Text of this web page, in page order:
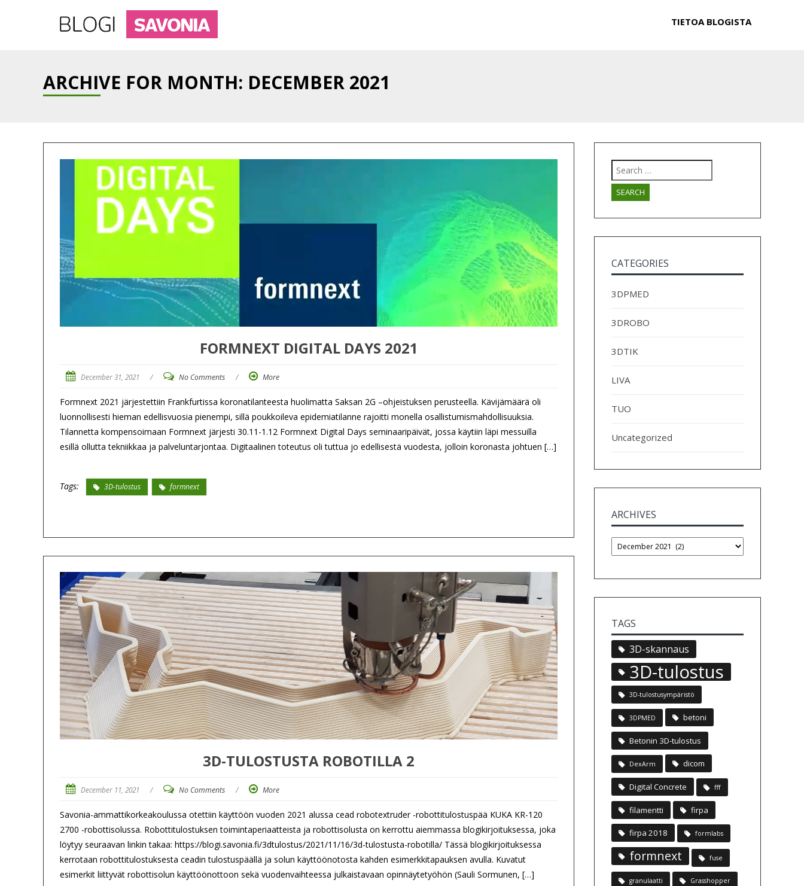
TIETOA BLOGISTA
ARCHIVE FOR MONTH: DECEMBER 2021
FORMNEXT DIGITAL DAYS 2021
December 31, 2021 / No Comments / More
Formnext 2021 järjestettiin Frankfurtissa koronatilanteesta huolimatta Saksan 2G –ohjeistuksen perusteella. Kävijämäärä oli
luonnollisesti hieman edellisvuosia pienempi, sillä poukkoileva epidemiatilanne rajoitti monella osallistumismahdollisuuksia.
Tilannetta kompensoimaan Formnext järjesti 30.11-1.12 Formnext Digital Days seminaaripäivät, jossa käytiin läpi messuilla
esillä ollutta tekniikkaa ja palveluntarjontaa. Digitaalinen toteutus oli tuttua jo edellisestä vuodesta, jolloin koronasta johtuen […]
Tags: 3D-tulostus formnext
3D-TULOSTUSTA ROBOTILLA 2
December 11, 2021 / No Comments / More
Savonia-ammattikorkeakoulussa otettiin käyttöön vuoden 2021 alussa cead robotextruder -robottitulostuspää KUKA KR-120
2700 -robottisolussa. Robottitulostuksen toimintaperiaatteista ja robottisolusta on kerrottu aiemmassa blogikirjoituksessa, joka
löytyy seuraavan linkin takaa: https://blogi.savonia.fi/3dtulostus/2021/11/16/3d-tulostusta-robotilla/ Tässä blogikirjoituksessa
kerrotaan robottitulostuksesta ceadin tulostuspäällä ja solun käyttöönotosta kahden esimerkkitapauksen avulla. Kuvatut
esimerkit liittyvät robottisolun käyttöönottoon sekä vuodenvaihteessa julkaistavaan opinnäytetyöhön (Sauli Sormunen, […]
Search
for:
CATEGORIES
3DPMED
3DROBO
3DTIK
LIVA
TUO
Uncategorized
ARCHIVES
Archives
TAGS
3D-skannaus
3D-tulostus
3D-tulostusympäristö
3DPMED betoni
Betonin 3D-tulostus
DexArm dicom
Digital Concrete fff
filamentti firpa
firpa 2018 formlabs
formnext fuse
granulaatti Grasshopper